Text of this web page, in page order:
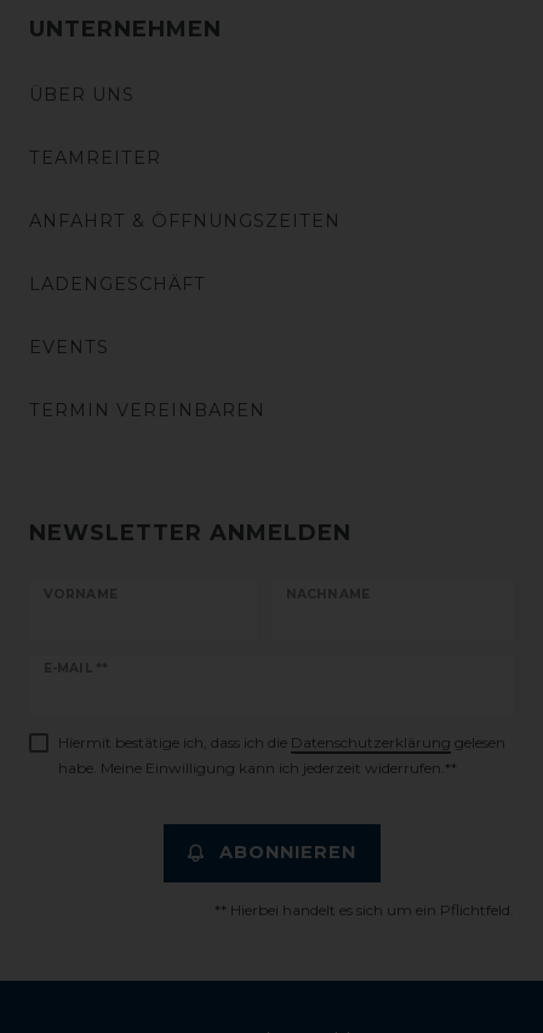
UNTERNEHMEN
ÜBER UNS
TEAMREITER
ANFAHRT & ÖFFNUNGSZEITEN
LADENGESCHÄFT
EVENTS
TERMIN VEREINBAREN
NEWSLETTER ANMELDEN
VORNAME NACHNAME
E-MAIL **
Newsletter
Hiermit bestätige ich, dass ich die Daten­schutz­erklärung gelesen
habe. Meine Einwilligung kann ich jederzeit widerrufen.**
ABONNIEREN
** Hierbei handelt es sich um ein Pflichtfeld.